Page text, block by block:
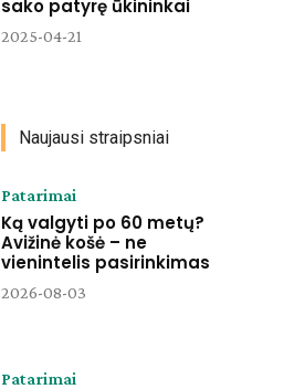
sako patyrę ūkininkai
2025-04-21
Naujausi straipsniai
Patarimai
Ką valgyti po 60 metų?
Avižinė košė – ne
vienintelis pasirinkimas
2026-08-03
Patarimai